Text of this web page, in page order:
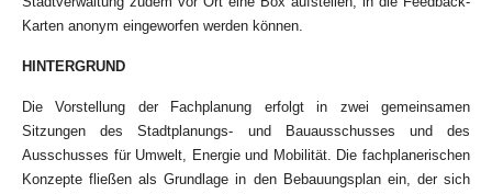
Karten anonym eingeworfen werden können.
HINTERGRUND
Die Vorstellung der Fachplanung erfolgt in zwei gemeinsamen
Sitzungen des Stadtplanungs- und Bauausschusses und des
Ausschusses für Umwelt, Energie und Mobilität. Die fachplanerischen
Konzepte fließen als Grundlage in den Bebauungsplan ein, der sich